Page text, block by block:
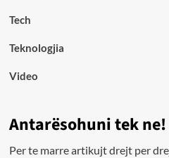
Tech
Teknologjia
Video
Antarësohuni tek ne!
Per te marre artikujt drejt per